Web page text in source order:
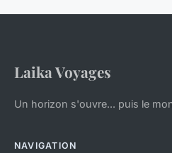
Laika Voyages
Un horizon s'ouvre... puis le
NAVIGATION